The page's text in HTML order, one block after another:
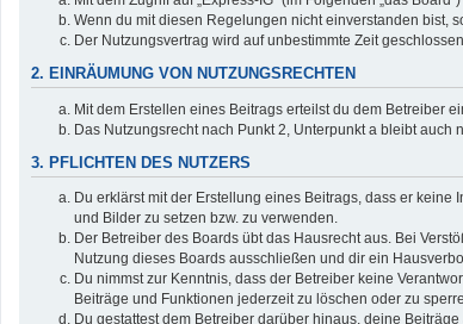
Wenn du mit diesen Regelungen nicht einverstanden bist,
Der Nutzungsvertrag wird auf unbestimmte Zeit
2. EINRÄUMUNG VON NUTZUNGSRECHTEN
Mit dem Erstellen eines Beitrags erteilst du dem Betreiber
Das Nutzungsrecht nach Punkt 2, Unterpunkt a bleibt
3. PFLICHTEN DES NUTZERS
Du erklärst mit der Erstellung eines Beitrags, dass er
und Bilder zu setzen bzw. zu verwenden.
Der Betreiber des Boards übt das Hausrecht aus. Bei
Nutzung dieses Boards ausschließen und dir ein
Du nimmst zur Kenntnis, dass der Betreiber keine
Beiträge und Funktionen jederzeit zu löschen oder zu
Du gestattest dem Betreiber darüber hinaus, deine